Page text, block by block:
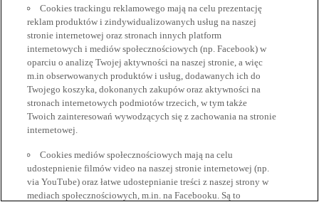
Cookies trackingu reklamowego mają na celu prezentację
reklam produktów i zindywidualizowanych usług na naszej
stronie internetowej oraz stronach innych platform
internetowych i mediów społecznościowych (np. Facebook) w
oparciu o analizę Twojej aktywności na naszej stronie, a więc
m.in obserwowanych produktów i usług, dodawanych ich do
Twojego koszyka, dokonanych zakupów oraz aktywności na
stronach internetowych podmiotów trzecich, w tym także
Twoich zainteresowań wywodzących się z zachowania na stronie
internetowej.
Cookies mediów społecznościowych mają na celu
udostepnienie filmów video na naszej stronie internetowej (np.
via YouTube) oraz łatwe udostepnianie treści z naszej strony w
mediach społecznościowych, m.in. na Facebooku. Są to